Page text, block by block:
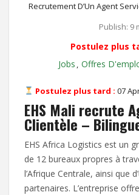
Recrutement D’Un Agent
Publish: 9
Postulez plus
Jobs , Offres
Postulez plus tard : 07
EHS Mali recrute
Clientèle –
EHS Africa Logistics est un
de 12 bureaux propres à
l’Afrique Centrale, ainsi que
partenaires. L’entreprise